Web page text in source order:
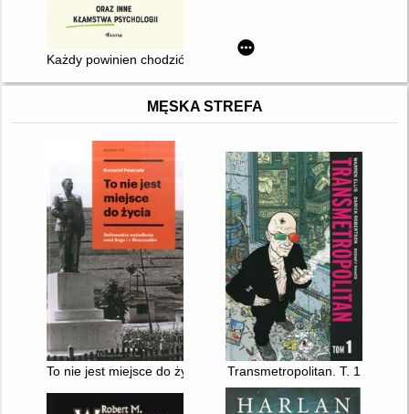
Każdy powinien chodzić na terapię oraz inne kłamstwa
MĘSKA STREFA
To nie jest miejsce do życia : stalinowskie wysiedlenia znad
Transmetropolitan. T. 1